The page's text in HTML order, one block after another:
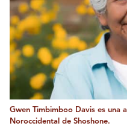
Gwen Timbimboo Davis es una
Noroccidental de Shoshone.